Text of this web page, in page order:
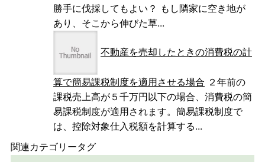
勝手に伐採してもよい？ もし隣家に空き地が
あり、そこから伸びた草...
不動産を売却したときの消費税の計
算で簡易課税制度を適用させる場合 ２年前の
課税売上高が５千万円以下の場合、消費税の簡
易課税制度が適用されます。簡易課税制度で
は、控除対象仕入税額を計算する...
関連カテゴリータグ